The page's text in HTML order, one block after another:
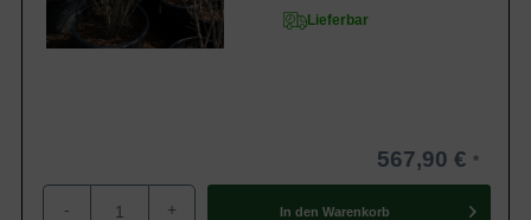
und Möbel. Die Blüten des Judasbaums gelten als essbar
und werden sauer eingelegt oder als Gewürz verwendet.
Lieferbar
567,90 €
- + In den Warenkorb